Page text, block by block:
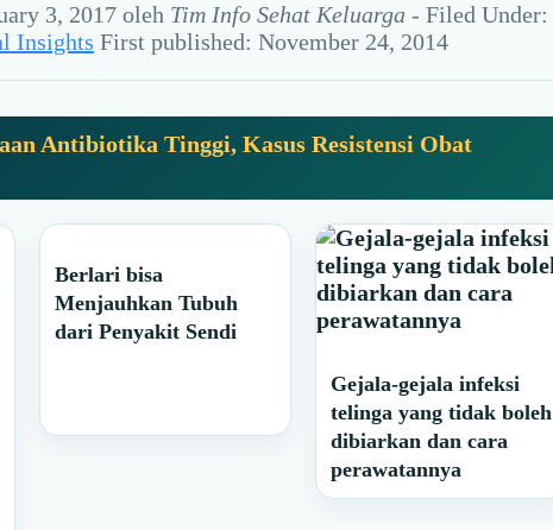
3, 2017oleh Tim Info Sehat Keluarga- Filed Under:
Insights First published: November 24, 2014
Antibiotika Tinggi, Kasus Resistensi Obat
Berlari bisa
Menjauhkan Tubuh
dari Penyakit Sendi
Gejala-gejala infeksi
telinga yang tidak boleh
dibiarkan dan cara
perawatannya